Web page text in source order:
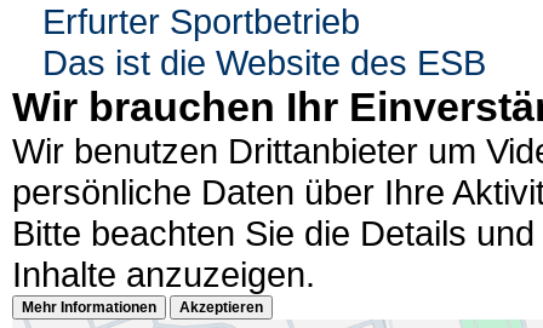
Erfurter Sportbetrieb
Das ist die Website des ESB
Wir brauchen Ihr
Wir benutzen Drittanbieter um
persönliche Daten über Ihre
Bitte beachten Sie die Details
Inhalte anzuzeigen.
Mehr Informationen Akzeptieren